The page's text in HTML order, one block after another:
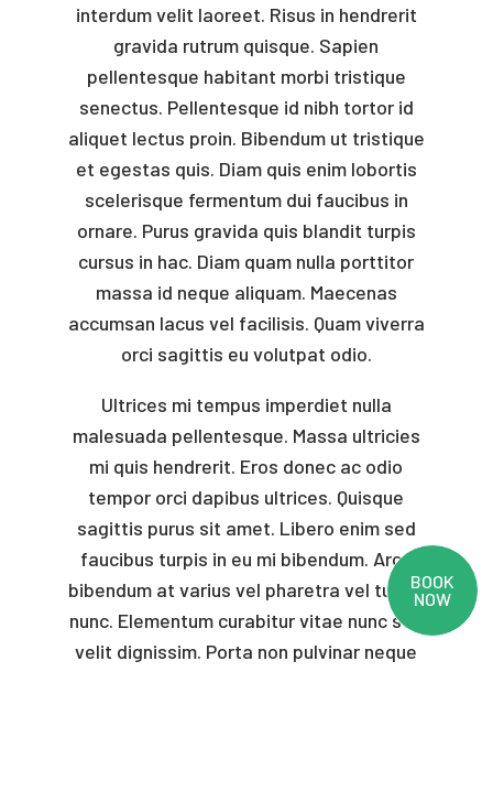
interdum velit laoreet. Risus in hendrerit
gravida rutrum quisque. Sapien
pellentesque habitant morbi tristique
senectus. Pellentesque id nibh tortor id
aliquet lectus proin. Bibendum ut tristique
et egestas quis. Diam quis enim lobortis
scelerisque fermentum dui faucibus in
ornare. Purus gravida quis blandit turpis
cursus in hac. Diam quam nulla porttitor
massa id neque aliquam. Maecenas
accumsan lacus vel facilisis. Quam viverra
orci sagittis eu volutpat odio.
Ultrices mi tempus imperdiet nulla
malesuada pellentesque. Massa ultricies
mi quis hendrerit. Eros donec ac odio
tempor orci dapibus ultrices. Quisque
sagittis purus sit amet. Libero enim sed
faucibus turpis in eu mi bibendum. Arcu
bibendum at varius vel pharetra vel turpis
nunc. Elementum curabitur vitae nunc sed
velit dignissim. Porta non pulvinar neque
BOOK
NOW